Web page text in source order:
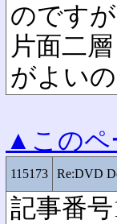
のですが
片面二
がよい
▲このペ
115173 Re:DVD
記事番